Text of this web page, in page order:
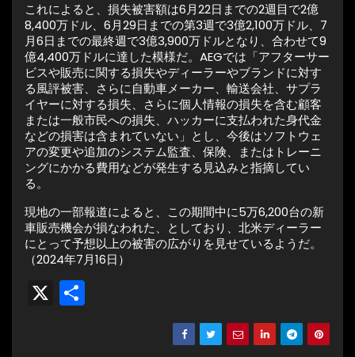
これによると、損失被害額は6月22日までの2週目で2億
8,400万ドル、6月29日までの第3週で3億2,100万ドル、7
月6日までの最終週で3億3,900万ドルとなり、合わせて9
億4,400万ドルに達した模様だ。AEGでは「アフターサー
ビスや販売に関する損失やディーラーやブランドに対す
る風評被害、さらに自動車メーカー、輸送会社、サプラ
イヤーに対する損失、さらに個人情報の損失を含む顧客
または一般市民への損失、ハッカーに支払われた身代金
などの損害は含まれていない」とし、今後はソフトウェ
アの変更や追加のシステム監査、保険、またはトレーニ
ングにかかる費用などが発生する見込みと指摘してい
る。
現地の一部報道によると、この期間中に5万6,200台の新
車販売機会が損なわれた、としており、北米ディーラー
にとって予想以上の被害の広がりを見せているようだ。
（2024年7月16日）
X